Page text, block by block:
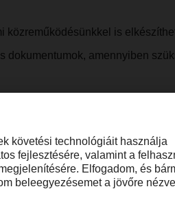
közreműködésünkkel is
dokumentumok, amennyiben
információkat
elérhetőségekkel,
származási ország,